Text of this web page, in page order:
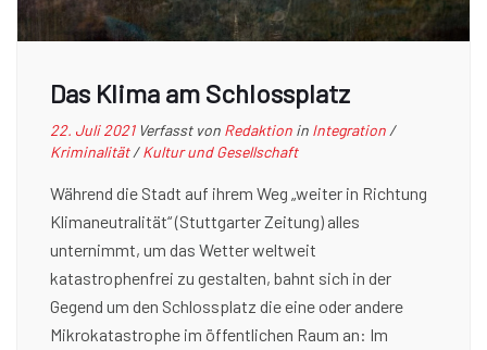
Das Klima am Schlossplatz
22. Juli 2021 Verfasst von Redaktion in Integration /
Kriminalität/Kultur und Gesellschaft
Während die Stadt auf ihrem Weg „weiter in Richtung
Klimaneutralität“ (Stuttgarter Zeitung) alles
unternimmt, um das Wetter weltweit
katastrophenfrei zu gestalten, bahnt sich in der
Gegend um den Schlossplatz die eine oder andere
Mikrokatastrophe im öffentlichen Raum an: Im